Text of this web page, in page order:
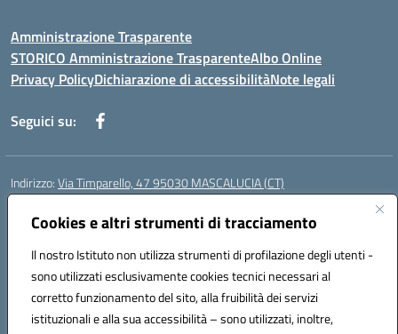
Cookies e altri strumenti di tracciamento
Il nostro Istituto non utilizza strumenti di profilazione degli utenti -
sono utilizzati esclusivamente cookies tecnici necessari al
corretto funzionamento del sito, alla fruibilità dei servizi
istituzionali e alla sua accessibilità – sono utilizzati, inoltre,
Amministrazione Trasparente
STORICO Amministrazione TrasparenteAlbo Online
Privacy PolicyDichiarazione di accessibilitàNote legali
Seguici su:
Indirizzo:Via Timparello, 47 95030 MASCALUCIA (CT)
Centralino:
Posta elettronica certificata (PEC):ctic8bc002@pec.istruzione.it
Codice fiscale: 93238350875
Codice meccanografico:ctic8bc002
Codice Indice delle Pubbliche Amministrazioni (IPA): istsc_ctic8bc002
Codice unico di fatturazione (CUF): 2PO2JW